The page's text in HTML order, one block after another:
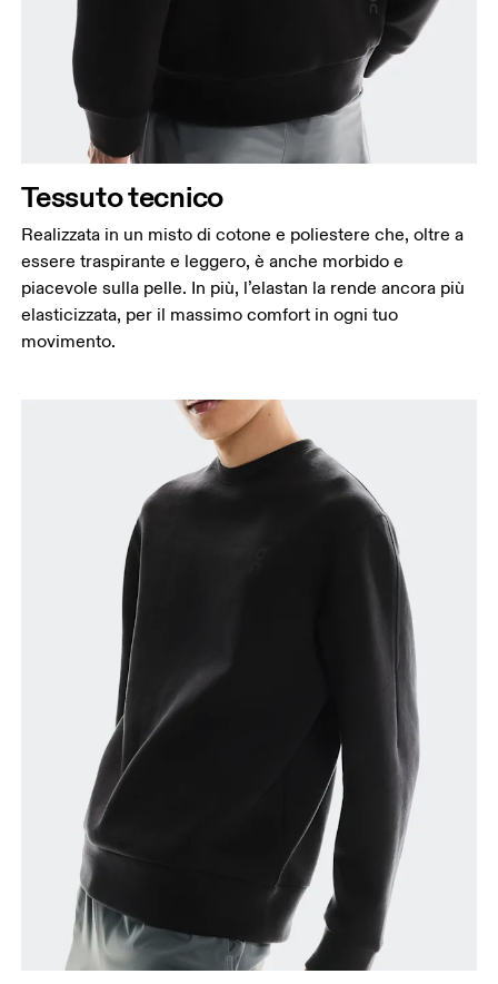
Misura la parte più ampia del torace da un estremo
all’altro.
Misura il girovita nel punto più stretto (in genere
dove il corpo si piega lateralmente).
Fianchi
Misura la parte più ampia dei fianchi da un estremo
all’altro.
Tessuto tecnico
Realizzata in un misto di cotone e poliestere che, oltre a
essere traspirante e leggero, è anche morbido e
piacevole sulla pelle. In più, l’elastan la rende ancora più
elasticizzata, per il massimo comfort in ogni tuo
movimento.